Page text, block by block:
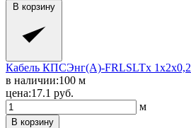
В корзину
Кабель КПСЭнг(A)-FRLSLTx 1x2x0,2
в наличии:100 м
цена:17.1 руб.
м
В корзину